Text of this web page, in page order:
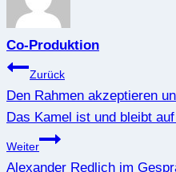
Co-Produktion
Zurück
Den Rahmen akzeptieren
Das Kamel ist und bleibt
Weiter
Alexander Redlich im